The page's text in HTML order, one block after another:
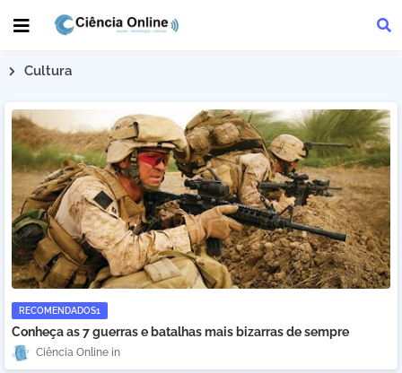
Cultura
RECOMENDADOS1
Conheça as 7 guerras e batalhas mais bizarras de sempre
Ciência Online